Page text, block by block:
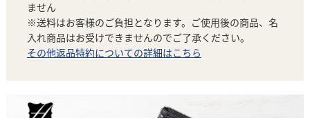
ません
※送料はお客様のご負担となります。ご使用後の商品、名
入れ商品はお受けできませんのでご了承ください。
その他返品特約についての詳細はこちら